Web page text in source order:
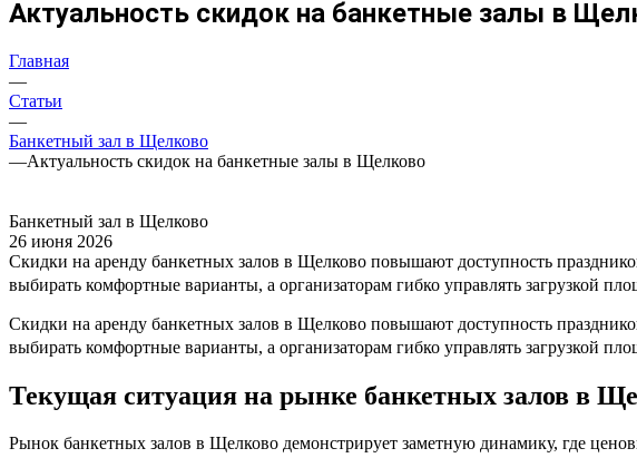
Актуальность скидок на банкетные залы в
Главная
—
Статьи
—
Банкетный зал в Щелково
—Актуальность скидок на банкетные залы в Щелково
Банкетный зал в Щелково
26 июня 2026
Скидки на аренду банкетных залов в Щелково повышают доступность
выбирать комфортные варианты, а организаторам гибко управлять загрузкой
Скидки на аренду банкетных залов в Щелково повышают доступность
выбирать комфортные варианты, а организаторам гибко управлять загрузкой
Текущая ситуация на рынке банкетных залов в
Рынок банкетных залов в Щелково демонстрирует заметную динамику, где